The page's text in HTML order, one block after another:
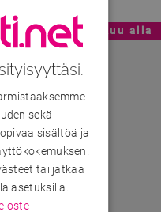
- Sisältö jatkuu alla
sekä
sisältöä ja
tai jatkaa
asetuksilla.